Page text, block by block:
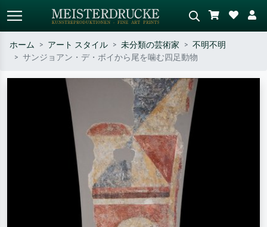
作家名・作品名・スタイルで検索
– 例：モネ、星月夜、印象派、北
斎の波、ヌード。
シーンを説明してください – 例：
緑の草原、赤の多い抽象画、暗い
油絵、木のそばの立ち姿のヌー
ド。
ホーム アート スタイル 未分類の芸術家
不明不明
サンジョアン・デ・ボイから尾を噛む四足動物